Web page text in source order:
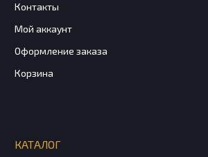
Контакты
Мой аккаунт
Оформление заказа
Корзина
КАТАЛОГ